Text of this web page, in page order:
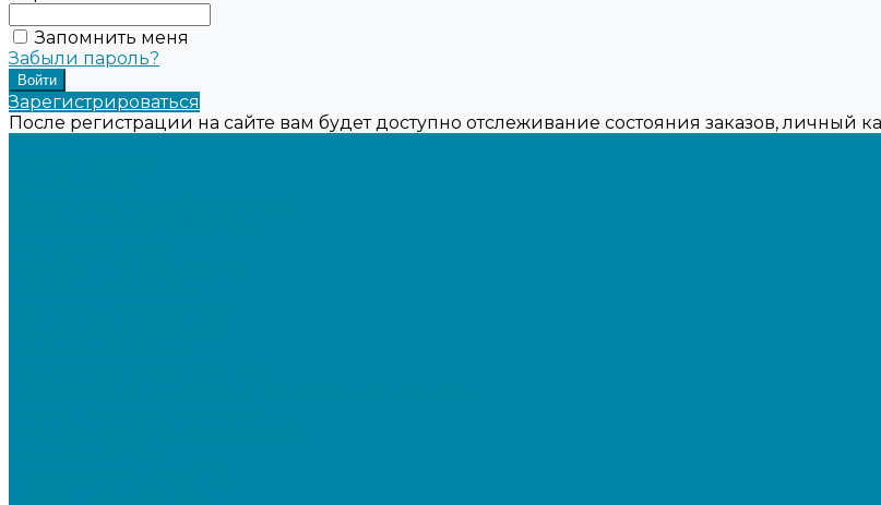
Запомнить меня
Забыли пароль?
Зарегистрироваться
После регистрации на сайте вам будет доступно отслеживание состояния заказов, личный